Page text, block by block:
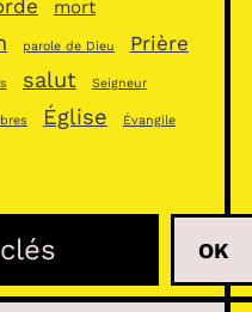
mort
parole de Dieu Prière
salut Seigneur
Église Évangile
OK